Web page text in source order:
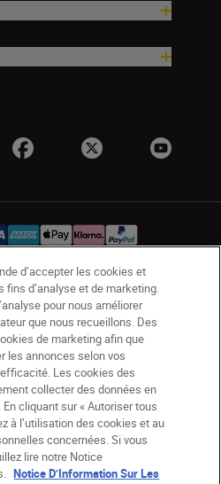
de confidentialité
Store
les cookies
Accessibilité
d’accepter les cookies et
d’analyse et de marketing.
pour nous améliorer
que nous recueillons. Des
de marketing afin que
les annonces selon vos
Les cookies des
collecter des données en
cliquant sur « Autoriser tous
à l’utilisation des cookies et au
concernées. Si vous
lire notre Notice
Notice D’Information Sur Les